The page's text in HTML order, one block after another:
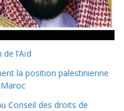
l’Aïd
la position palestinienne
Conseil des droits de